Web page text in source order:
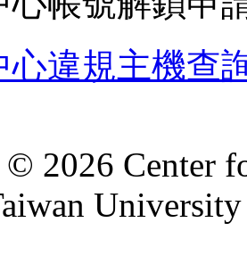
心違規主機查
2026 Center
University